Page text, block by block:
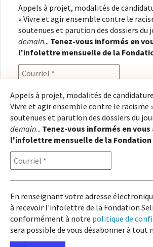
Appels à projet, modalités de
« Vivre et agir ensemble contre le
soutenues et parution des dossiers du
demain... Tenez-vous informés en
l'infolettre mensuelle de la
En renseignant votre adresse
consentez à recevoir l'infolettre de la
Seligmann, conformément à notre
confidentialité. Il vous sera possible
désabonner à tout moment.
Copyright © 2026Fondation Seligmann|Mentions
Fondation Seligmann
Journal Après-demain
27, rue Robert de Flers 75015 Paris
Appels à projet, modalités de
Vivre et agir ensemble contre le racisme
soutenues et parution des dossiers du
demain... Tenez-vous informés en vous
l'infolettre mensuelle de la Fondation
En renseignant votre adresse
à recevoir l'infolettre de la Fondation
conformément à notre politique de
sera possible de vous désabonner à tout